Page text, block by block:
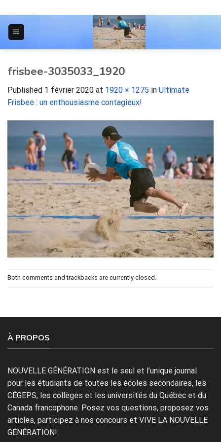
to
content
frisbee-3035033_1920
Published 1 février 2020 at 1920 × 1275 in Ultimate
Frisbee : un enthousiasme contagieux!
Both comments and trackbacks are currently closed.
À PROPOS
NOUVELLE GÉNÉRATION est le seul et l’unique journal
pour les étudiants de toutes les écoles secondaires, les
CÉGEPS, les collèges et les universités du Québec et du
Canada francophone. Posez vos questions, proposez vos
articles, participez à nos concours et VIVE LA NOUVELLE
GÉNÉRATION!